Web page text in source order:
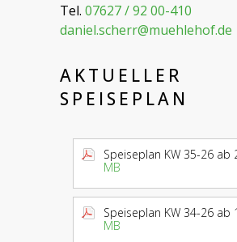
Tel. 07627 / 92 00-410
daniel.scherr@muehlehof.de
AKTUELLER
SPEISEPLAN
Speiseplan KW 35-26 ab
MB
Speiseplan KW 34-26 ab
MB